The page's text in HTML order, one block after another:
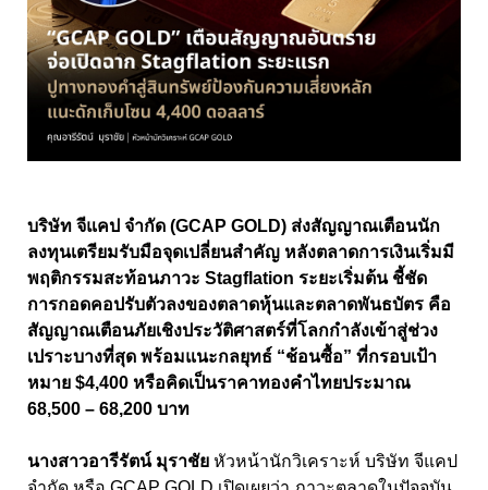
บริษัท จีแคป จำกัด (GCAP GOLD) ส่งสัญญาณเตือนนัก
ลงทุนเตรียมรับมือจุดเปลี่ยนสำคัญ หลังตลาดการเงินเริ่มมี
พฤติกรรมสะท้อนภาวะ Stagflation ระยะเริ่มต้น ชี้ชัด
การกอดคอปรับตัวลงของตลาดหุ้นและตลาดพันธบัตร คือ
สัญญาณเตือนภัยเชิงประวัติศาสตร์ที่โลกกำลังเข้าสู่ช่วง
เปราะบางที่สุด พร้อมแนะกลยุทธ์ “ช้อนซื้อ” ที่กรอบเป้า
หมาย $4,400 หรือคิดเป็นราคาทองคำไทยประมาณ
68,500 – 68,200 บาท
นางสาวอารีรัตน์ มุราชัย หัวหน้านักวิเคราะห์ บริษัท จีแคป